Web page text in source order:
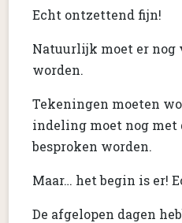
Echt ontzettend fijn!
Natuurlijk moet er nog
worden.
Tekeningen moeten
indeling moet nog met
besproken worden.
Maar… het begin is er!
De afgelopen dagen